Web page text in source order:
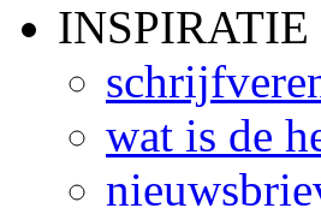
INSPIRATIE
wat is de